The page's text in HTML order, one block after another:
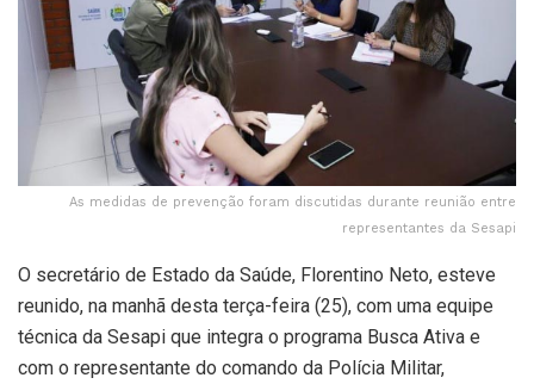
As medidas de prevenção foram discutidas durante reunião entre
representantes da Sesapi
O secretário de Estado da Saúde, Florentino Neto, esteve
reunido, na manhã desta terça-feira (25), com uma equipe
técnica da Sesapi que integra o programa Busca Ativa e
com o representante do comando da Polícia Militar,